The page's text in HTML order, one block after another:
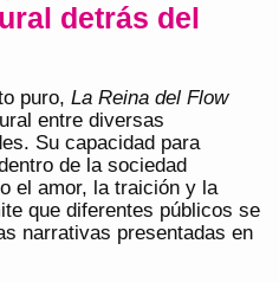
detrás del
puro, La Reina del Flow
entre diversas
Su capacidad para
de la sociedad
el amor, la traición y la
que diferentes públicos se
narrativas presentadas en